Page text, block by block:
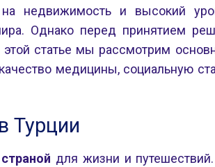
недвижимость и высокий
Однако перед принятием
этой статье мы рассмотрим
медицины, социальную
Турции
для жизни и